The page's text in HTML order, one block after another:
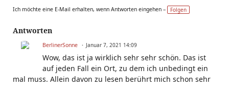
g
Ich möchte eine E-Mail erhalten, wenn Antworten eingehen –
Folgen
Antworten
BerlinerSonne Januar 7, 2021 14:09
Wow, das ist ja wirklich sehr sehr schön. Das ist
auf jeden Fall ein Ort, zu dem ich unbedingt ein
mal muss. Allein davon zu lesen berührt mich schon sehr